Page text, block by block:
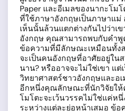
Paper และอีเมลของนากะโม
ที่ใช้ภาษาอังกฤษเป็นภาษาแม่
เห็นนั้นล้วนแตกต่างกันไปว่าเ
อังกฤษ คุณสามารถพบกับคำพู
ข้อความที่มีลักษณะเหมือนทั้งส
จะเป็นคนอังกฤษที่อาศัยอยู่ในส
นาน? หรืออาจจะไม่ใช่เขา แต่
วิทยาศาสตร์ชาวอังกฤษและอ
อีกหนึ่งคุณลักษณะที่นักวิจัยให้
โมโตะจะเว้นวรรคไม่ใช่แค่ห
ระหว่างแต่ละย่อหน้าเสมอ ข้